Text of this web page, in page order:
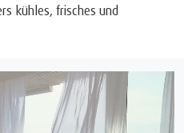
kühles, frisches und